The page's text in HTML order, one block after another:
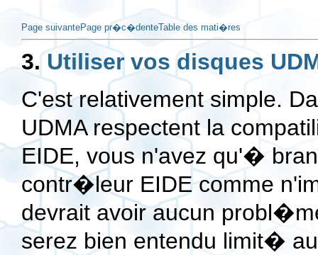
Page suivantePage pr�c�denteTable des mati�res
3. Utiliser vos disques
C'est relativement simple.
UDMA respectent la
EIDE, vous n'avez qu'�
contr�leur EIDE comme
devrait avoir aucun
serez bien entendu limit�